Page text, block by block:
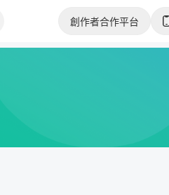
創作者合作平台